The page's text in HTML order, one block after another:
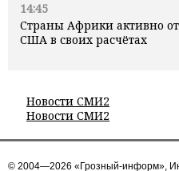
14:45
Страны Африки активно
США в своих расчётах
Новости СМИ2
Новости СМИ2
© 2004—2026 «Грозный-информ»,